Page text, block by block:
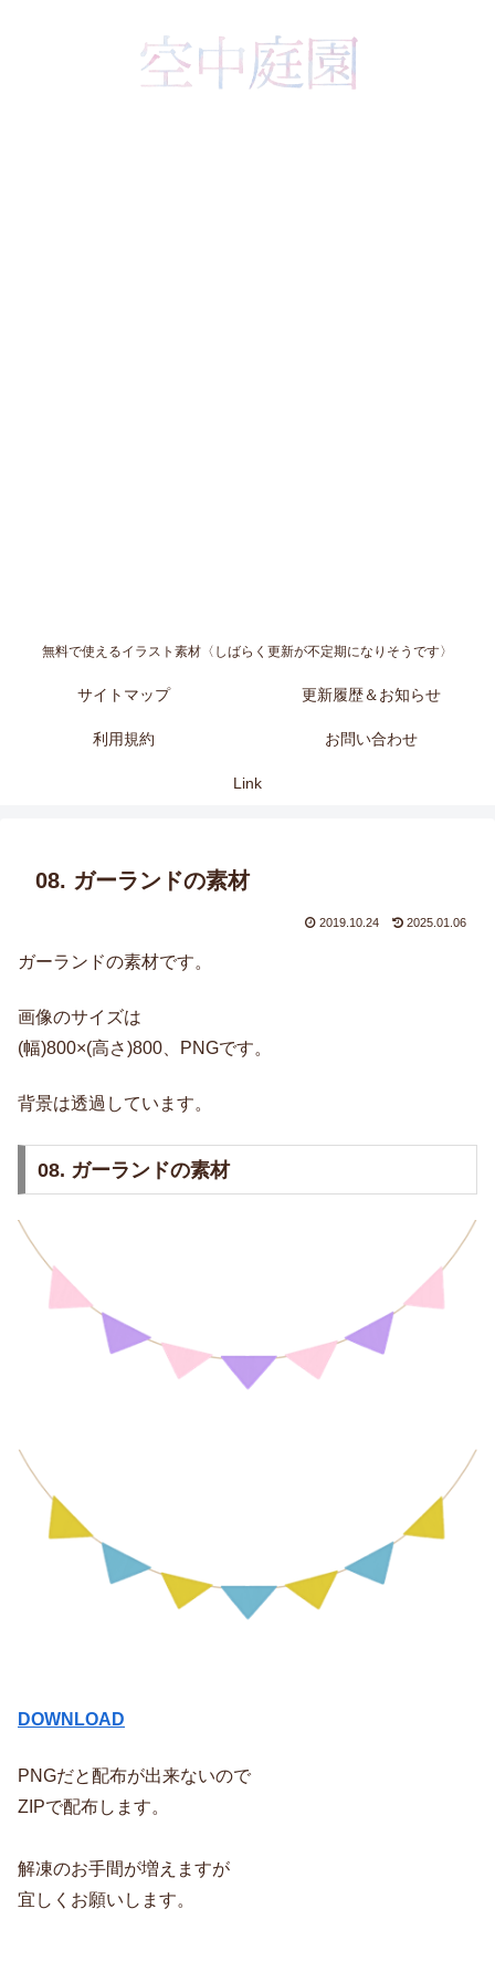
無料で使えるイラスト素材〈しばらく更新が不定期になりそうです〉
サイトマップ 更新履歴＆お知らせ
利用規約 お問い合わせ
Link
08. ガーランドの素材
2019.10.24 2025.01.06
ガーランドの素材です。
画像のサイズは
(幅)800×(高さ)800、PNGです。
背景は透過しています。
08. ガーランドの素材
DOWNLOAD
PNGだと配布が出来ないので
ZIPで配布します。
解凍のお手間が増えますが
宜しくお願いします。